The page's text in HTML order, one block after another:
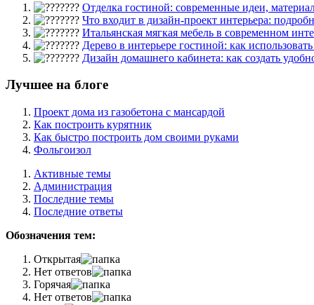
Отделка гостиной: современные идеи,
Что входит в дизайн-проект интерьера:
Итальянская мягкая мебель в современном
Дерево в интерьере гостиной: как
Дизайн домашнего кабинета: как создать
Лучшее на блоге
Проект дома из газобетона с мансардой
Как построить курятник
Как быстро построить дом своими руками
Фольгоизол
Активные темы
Администрация
Последние темы
Последние ответы
Обозначения тем:
Открытая
Нет ответов
Горячая
Нет ответов